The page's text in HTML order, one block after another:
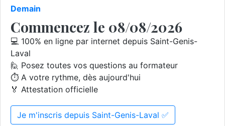
Demain
Commencez le 08/08/2026
💻 100% en ligne par internet depuis Saint-Genis-
Laval
🙋 Posez toutes vos questions au formateur
⏱️ A votre rythme, dès aujourd'hui
🏅 Attestation officielle
Je m'inscris depuis Saint-Genis-Laval ✅